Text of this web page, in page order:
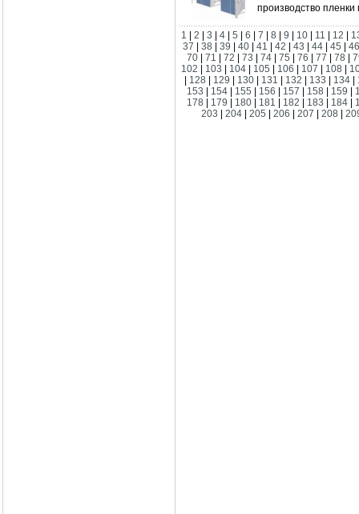
производство пленки
1 2 3 4 5 6 7 8 9 10 11 12
37
|38 |39 |40 |41 |42 |43 |44 |45 |
70
71 72 73 74 75 76 77 78
102
103 104 105 106 107 108
128 129 130 131 132 133 134
153
154 155 156 157 158 159
178
179 180 181 182 183 184
203
|204 |205 |206 |207 |208 |